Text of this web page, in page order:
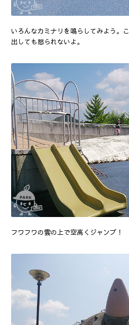
いろんなカミナリを鳴らしてみよう。
出しても怒られないよ。
フワフワの雲の上で空高くジャンプ！